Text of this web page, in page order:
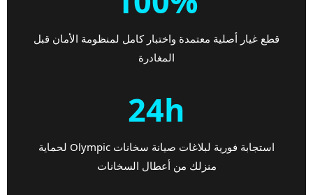
قطع غيار أصلية معتمدة واختبار كامل لمنظومة الأمان قبل
المغادرة
24h
استجابة فورية لبلاغات صيانة سخانات Olympic لحماية
منزلك من أعطال السخانات